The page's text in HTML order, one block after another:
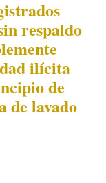
respaldo
ilícita
de
de lavado